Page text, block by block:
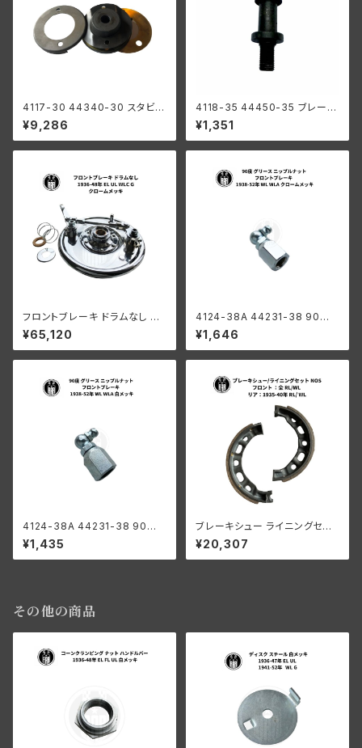
4117-30 44340-30 スタビラ
イザー ワッシャー キット ハーレ
ーダビッドソン 1930-52年 DL
RL WL WLA ブラック
¥9,286
4118-35 44450-35 ブレーキ
シュー ピボット スタッド ハーレ
ーダビッドソン 1935-1940年
RL WL
¥1,351
フロントブレーキ ドラムなし ハ
ーレーダビッドソン 1936-48年
EL UL WLC G クロームメッキ
¥65,120
4124-38A 44231-38 90度
グリース ニップルナット フロント
ブレーキ ハーレーダビッドソン
1938-52年 WL WLA クローム
¥1,646
4124-38A 44231-38 90度
グリース ニップルナット フロント
ブレーキ ハーレーダビッドソン
1938-52年 WL WLA 白メッキ
¥1,435
ブレーキシュー ライニングセット
¥20,307
その他の商品